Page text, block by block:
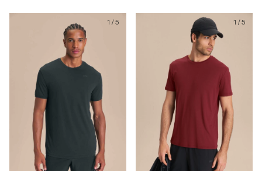
1 /5 1 /5